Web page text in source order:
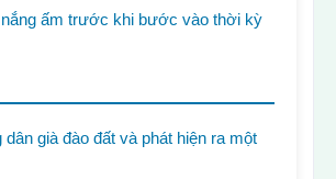
nắng ấm trước khi bước vào thời kỳ
già đào đất và phát hiện ra một